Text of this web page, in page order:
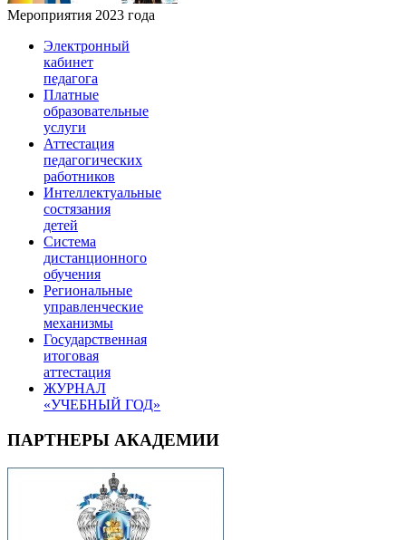
Мероприятия 2023 года
Электронный
кабинет
педагога
Платные
образовательные
услуги
Аттестация
педагогических
работников
Интеллектуальные
состязания
детей
Система
дистанционного
обучения
Региональные
управленческие
механизмы
Государственная
итоговая
аттестация
ЖУРНАЛ
«УЧЕБНЫЙ ГОД»
ПАРТНЕРЫ АКАДЕМИИ